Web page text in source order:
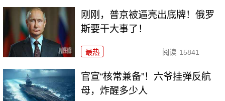
刚刚，普京被逼亮出底牌！俄罗
斯要干大事了！
最热 阅读 15841
官宣“核常兼备”！六爷挂弹反航
母，炸醒多少人